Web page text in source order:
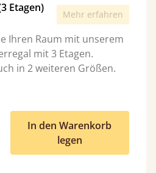
Etagen)
Mehr erfahren
Ihren Raum mit unserem
mit 3 Etagen.
in 2 weiteren Größen.
In den Warenkorb
legen